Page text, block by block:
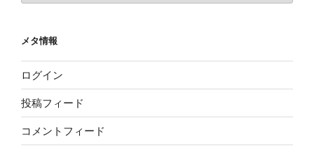
メタ情報
ログイン
投稿フィード
コメントフィード